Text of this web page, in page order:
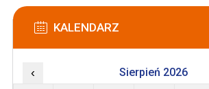
KALENDARZ
‹ Sierpień 2026